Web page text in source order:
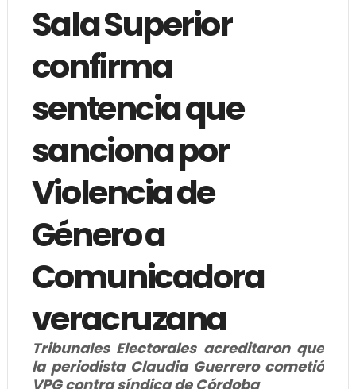
Sala Superior
confirma
sentencia que
sanciona por
Violencia de
Género a
Comunicadora
veracruzana
Tribunales Electorales acreditaron que
la periodista Claudia Guerrero cometió
VPG contra síndica de Córdoba